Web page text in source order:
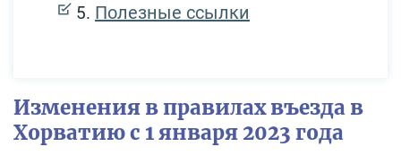
Полезные ссылки
Изменения в правилах въезда в
Хорватию с 1 января 2023 года